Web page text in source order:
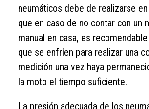
neumáticos debe de realizarse
que en caso de no contar con un
manual en casa, es
que se enfríen para realizar una
medición una vez haya
la moto el tiempo suficiente.
La presión adecuada de los